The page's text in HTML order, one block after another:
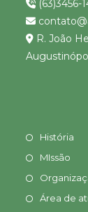
(63)3456-
R. João
História
MIssão
Área de